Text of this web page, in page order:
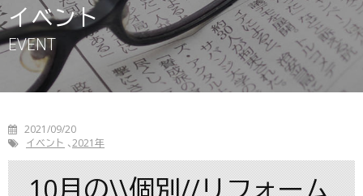
イベント
EVENT
2021/09/20
イベント
2021年